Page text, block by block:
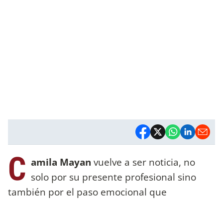
C amila Mayan vuelve a ser noticia, no
solo por su presente profesional sino
también por el paso emocional que